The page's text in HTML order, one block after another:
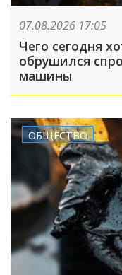
07.08.2026 17:05
Чего сегодня
обрушился
машины
ОБЩЕСТВО